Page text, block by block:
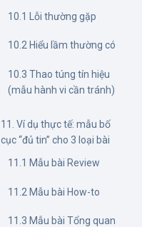
10.1 Lỗi thường gặp
10.2 Hiểu lầm thường có
10.3 Thao túng tín hiệu
(mẫu hành vi cần tránh)
11. Ví dụ thực tế: mẫu bố
cục “đủ tin” cho 3 loại bài
11.1 Mẫu bài Review
11.2 Mẫu bài How-to
11.3 Mẫu bài Tổng quan